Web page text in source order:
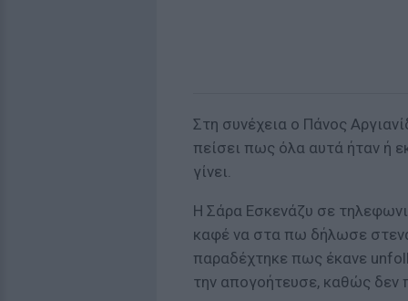
Στη συνέχεια ο Πάνος
πείσει πως όλα αυτά ήταν ή
γίνει.
Η Σάρα Εσκενάζυ σε
καφέ να στα πω δήλωσε
παραδέχτηκε πως έκανε
την απογοήτευσε, καθώς δεν